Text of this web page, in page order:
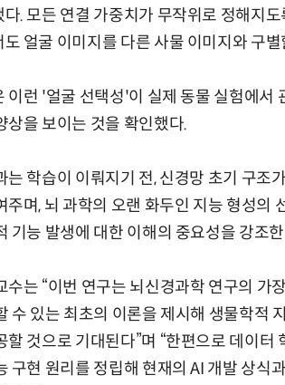
다. 모든 연결 가중치가 무작위로 정해지
도 얼굴 이미지를 다른 사물 이미지와 구
이런 '얼굴 선택성'이 실제 동물 실험에서
상을 보이는 것을 확인했다.
는 학습이 이뤄지기 전, 신경망 초기 구조
주며, 뇌 과학의 오랜 화두인 지능 형성의
기능 발생에 대한 이해의 중요성을 강조
수는 “이번 연구는 뇌신경과학 연구의 가
수 있는 최초의 이론을 제시해 생물학적
할 것으로 기대된다”며 “한편으로 데이
구현 원리를 정립해 현재의 AI 개발 상식